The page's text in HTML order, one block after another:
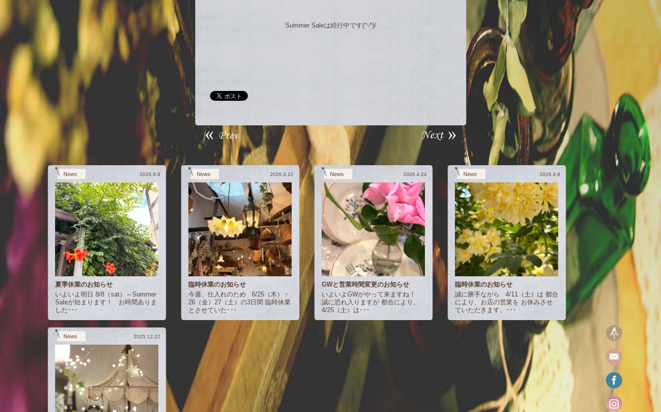
Summer Saleは続行中です(^-^)/
News 2026.8.8
夏季休業のお知らせ
いよいよ明日 8/8（sat）～Summer
Saleが始まります！ お時間ありま
した･･･
News 2026.6.22
臨時休業のお知らせ
今週、仕入れのため 6/25（木）・
26（金）27（土）の3日間 臨時休業
とさせていた･･･
News 2026.4.24
GWと営業時間変更のお知らせ
いよいよGWがやって来ますね！
誠に恐れ入りますが 都合により、
4/25（土）は･･･
News 2026.4.9
臨時休業のお知らせ
誠に勝手ながら 4/11（土）は 都合
により、お店の営業を お休みさせ
ていただきます。･･･
News 2025.12.22